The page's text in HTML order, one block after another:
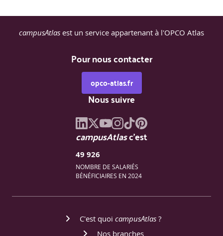
campusAtlas est un service appartenant à l'OPCO Atlas
Pour nous contacter
opco-atlas.fr
Nous suivre
campusAtlasc'est
49 926
NOMBRE DE SALARIÉS
BÉNÉFICIAIRES EN 2024
C'est quoi campusAtlas ?
Nos branches